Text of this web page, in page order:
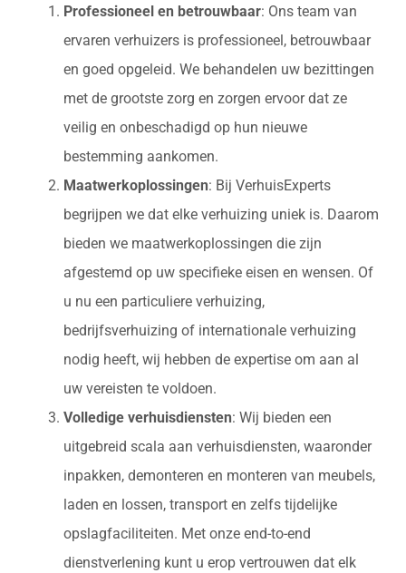
Professioneel en betrouwbaar: Ons team van
ervaren verhuizers is professioneel, betrouwbaar
en goed opgeleid. We behandelen uw bezittingen
met de grootste zorg en zorgen ervoor dat ze
veilig en onbeschadigd op hun nieuwe
bestemming aankomen.
Maatwerkoplossingen: Bij VerhuisExperts
begrijpen we dat elke verhuizing uniek is. Daarom
bieden we maatwerkoplossingen die zijn
afgestemd op uw specifieke eisen en wensen. Of
u nu een particuliere verhuizing,
bedrijfsverhuizing of internationale verhuizing
nodig heeft, wij hebben de expertise om aan al
uw vereisten te voldoen.
Volledige verhuisdiensten: Wij bieden een
uitgebreid scala aan verhuisdiensten, waaronder
inpakken, demonteren en monteren van meubels,
laden en lossen, transport en zelfs tijdelijke
opslagfaciliteiten. Met onze end-to-end
dienstverlening kunt u erop vertrouwen dat elk